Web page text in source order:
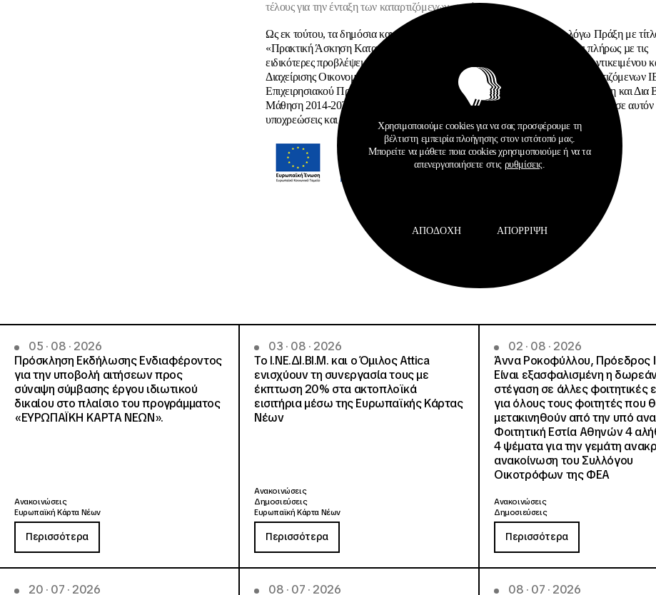
τέλους για την ένταξη των καταρτιζόμενων στο έργο.
Ως εκ τούτου, τα δημόσια και ιδιωτικά ΙΕΚ που συμμετέχουν στην εν λόγω Πράξη με
«Πρακτική Άσκηση Καταρτιζόμενων IEK» οφείλουν να συμμορφώνονται πλήρως µε τις
ειδικότερες προβλέψεις του Οδηγού Υλοποίησης και Εφαρμογής Φυσικού Αντικειμένου
Διαχείρισης Οικονομικού Αντικειμένου της Πράξης «Πρακτική άσκηση καταρτιζόμενων
Επιχειρησιακού Προγράμματος «Ανάπτυξη Ανθρώπινου Δυναμικού, Εκπαίδευση και Δια
Μάθηση 2014-2020» (Κωδικός ΟΠΣ: 5131399) αναφορικά µε τις αναφερόμενες σε αυτόν
υποχρεώσεις και να µην παρεκκλίνουν από αυτές.
05 · 08 · 2026
Πρόσκληση Εκδήλωσης Ενδιαφέροντος
για την υποβολή αιτήσεων προς
σύναψη σύμβασης έργου ιδιωτικού
δικαίου στο πλαίσιο του προγράμματος
«ΕΥΡΩΠΑΪΚΗ ΚΑΡΤΑ ΝΕΩΝ».
Ανακοινώσεις
Ευρωπαϊκή Κάρτα Νέων
Περισσότερα
03 · 08 · 2026
Το Ι.ΝΕ.ΔΙ.ΒΙ.Μ. και o Όμιλος Attica
ενισχύουν τη συνεργασία τους με
έκπτωση 20% στα ακτοπλοϊκά
εισιτήρια μέσω της Ευρωπαϊκής Κάρτας
Νέων
Ανακοινώσεις
Δημοσιεύσεις
Ευρωπαϊκή Κάρτα Νέων
Περισσότερα
02 · 08 · 2026
Άννα Ροκοφύλλου, Πρόεδρος
Είναι εξασφαλισμένη η
στέγαση σε άλλες φοιτητικές
για όλους τους φοιτητές που
μετακινηθούν από την υπό
Φοιτητική Εστία Αθηνών 4
4 ψέματα για την γεμάτη
ανακοίνωση του Συλλόγου
Οικοτρόφων της ΦΕΑ
Ανακοινώσεις
Δημοσιεύσεις
Περισσότερα
20 · 07 · 2026
08 · 07 · 2026
08 · 07 · 2026
Χρησιμοποιούμε cookies για να σας προσφέρουμε τη
βέλτιστη εμπειρία πλοήγησης στον ιστότοπό μας.
Μπορείτε να μάθετε ποια cookies χρησιμοποιούμε ή να τα
απενεργοποιήσετε στις ρυθμίσεις
ΑΠΟΔΟΧΉ ΑΠΌΡΡΙΨΗ